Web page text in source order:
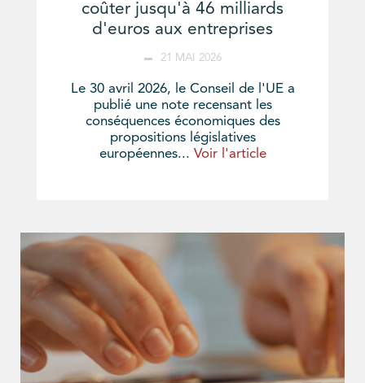
coûter jusqu'à 46 milliards
d'euros aux entreprises
21 MAI 2026
Le 30 avril 2026, le Conseil de l'UE a
publié une note recensant les
conséquences économiques des
propositions législatives
européennes... Voir l'article